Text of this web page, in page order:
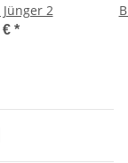
2
€ *